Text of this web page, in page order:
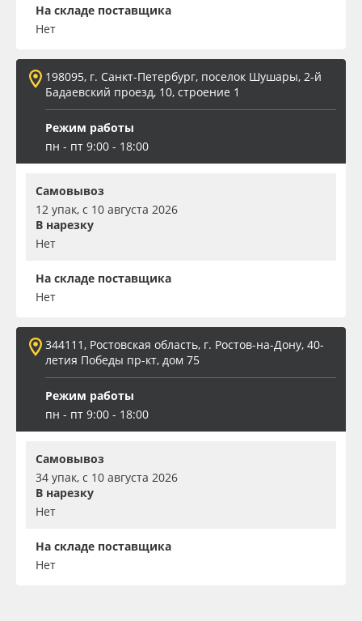
На складе поставщика
Нет
198095, г. Санкт-Петербург, поселок Шушары, 2-й
Бадаевский проезд, 10, строение 1
Режим работы
пн - пт 9:00 - 18:00
Самовывоз
12 упак, с 10 августа 2026
В нарезку
Нет
На складе поставщика
Нет
344111, Ростовская область, г. Ростов-на-Дону, 40-
летия Победы пр-кт, дом 75
Режим работы
пн - пт 9:00 - 18:00
Самовывоз
34 упак, с 10 августа 2026
В нарезку
Нет
На складе поставщика
Нет